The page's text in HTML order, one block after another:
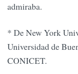
admiraba.
* De New York
Universidad de
CONICET.